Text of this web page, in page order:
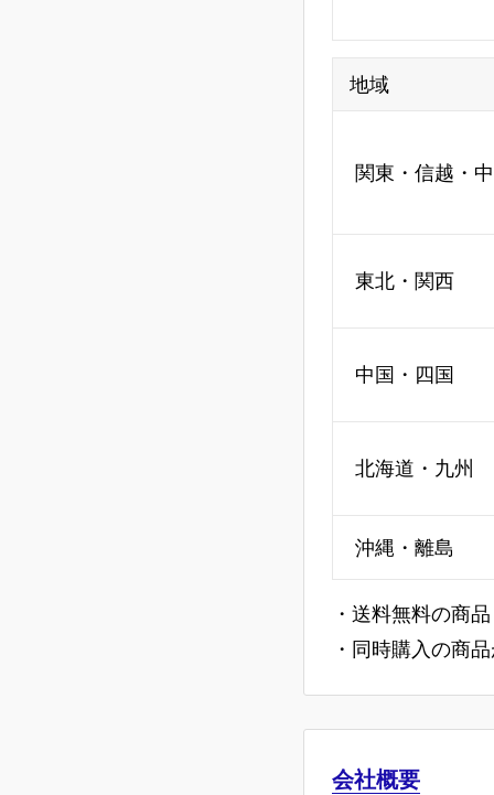
地域
関東・信越・
東北・関西
中国・四国
北海道・九州
沖縄・離島
・送料無料の商
・同時購入の商
会社概要